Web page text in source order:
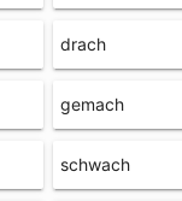
drach
gemach
schwach